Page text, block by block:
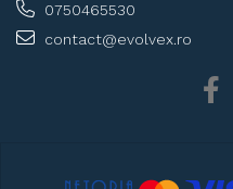
0750465530
contact@evolvex.ro